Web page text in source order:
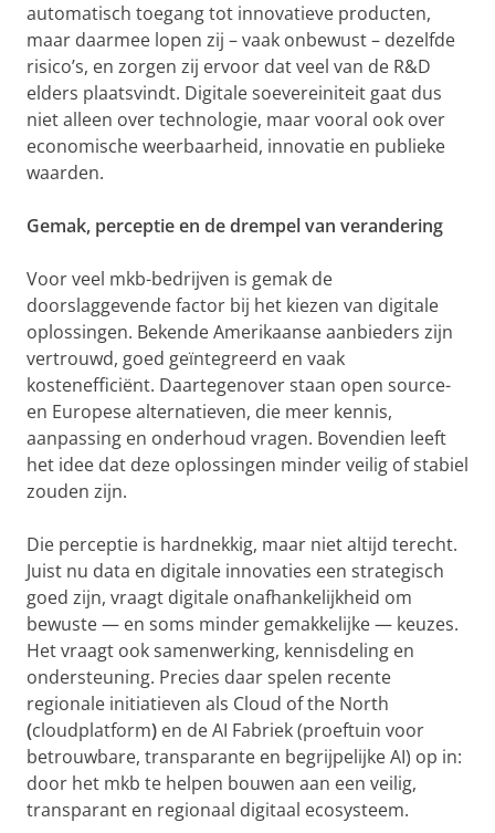
automatisch toegang tot innovatieve producten,
maar daarmee lopen zij – vaak onbewust – dezelfde
risico’s, en zorgen zij ervoor dat veel van de R&D
elders plaatsvindt. Digitale soevereiniteit gaat dus
niet alleen over technologie, maar vooral ook over
economische weerbaarheid, innovatie en publieke
waarden.
Gemak, perceptie en de drempel van verandering
Voor veel mkb-bedrijven is gemak de
doorslaggevende factor bij het kiezen van digitale
oplossingen. Bekende Amerikaanse aanbieders zijn
vertrouwd, goed geïntegreerd en vaak
kostenefficiënt. Daartegenover staan open source-
en Europese alternatieven, die meer kennis,
aanpassing en onderhoud vragen. Bovendien leeft
het idee dat deze oplossingen minder veilig of stabiel
zouden zijn.
Die perceptie is hardnekkig, maar niet altijd terecht.
Juist nu data en digitale innovaties een strategisch
goed zijn, vraagt digitale onafhankelijkheid om
bewuste — en soms minder gemakkelijke — keuzes.
Het vraagt ook samenwerking, kennisdeling en
ondersteuning. Precies daar spelen recente
regionale initiatieven als Cloud of the North
(cloudplatform) en de AI Fabriek (proeftuin voor
betrouwbare, transparante en begrijpelijke AI) op in:
door het mkb te helpen bouwen aan een veilig,
transparant en regionaal digitaal ecosysteem.